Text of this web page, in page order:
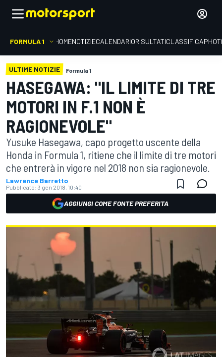
FORMULA 1 HOMENOTIZIECALENDARIORISULTATICLASSIFICA
ULTIME NOTIZIE Formula 1
HASEGAWA: "IL LIMITE DI TRE
MOTORI IN F.1 NON È
RAGIONEVOLE"
Yusuke Hasegawa, capo progetto uscente della
Honda in Formula 1, ritiene che il limite di tre motori
che entrerà in vigore nel 2018 non sia ragionevole.
Lawrence Barretto
Pubblicato: 3 gen 2018, 10:40
AGGIUNGI COME FONTE PREFERITA